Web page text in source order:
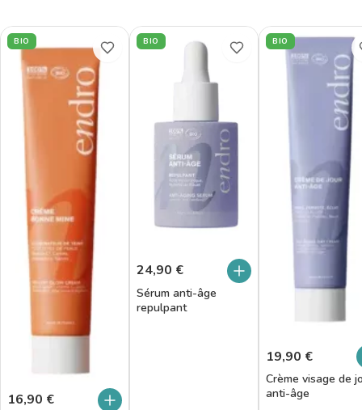
BIO
16,90 €
BIO
24,90 €
Sérum anti-âge
repulpant
BIO
19,90 €
Crème visage de
anti-âge